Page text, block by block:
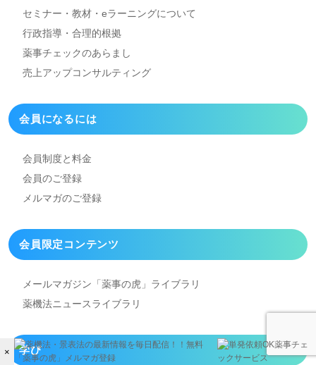
×
セミナー・教材・eラーニングについて
行政指導・合理的根拠
薬事チェックのあらまし
売上アップコンサルティング
会員になるには
会員制度と料金
会員のご登録
メルマガのご登録
会員限定コンテンツ
メールマガジン「薬事の虎」 ライブラリ
薬機法ニュースライブラリ
学び